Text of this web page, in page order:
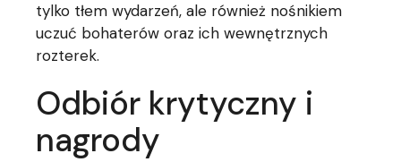
tylko tłem wydarzeń, ale również nośnikiem
uczuć bohaterów oraz ich wewnętrznych
rozterek.
Odbiór krytyczny i
nagrody